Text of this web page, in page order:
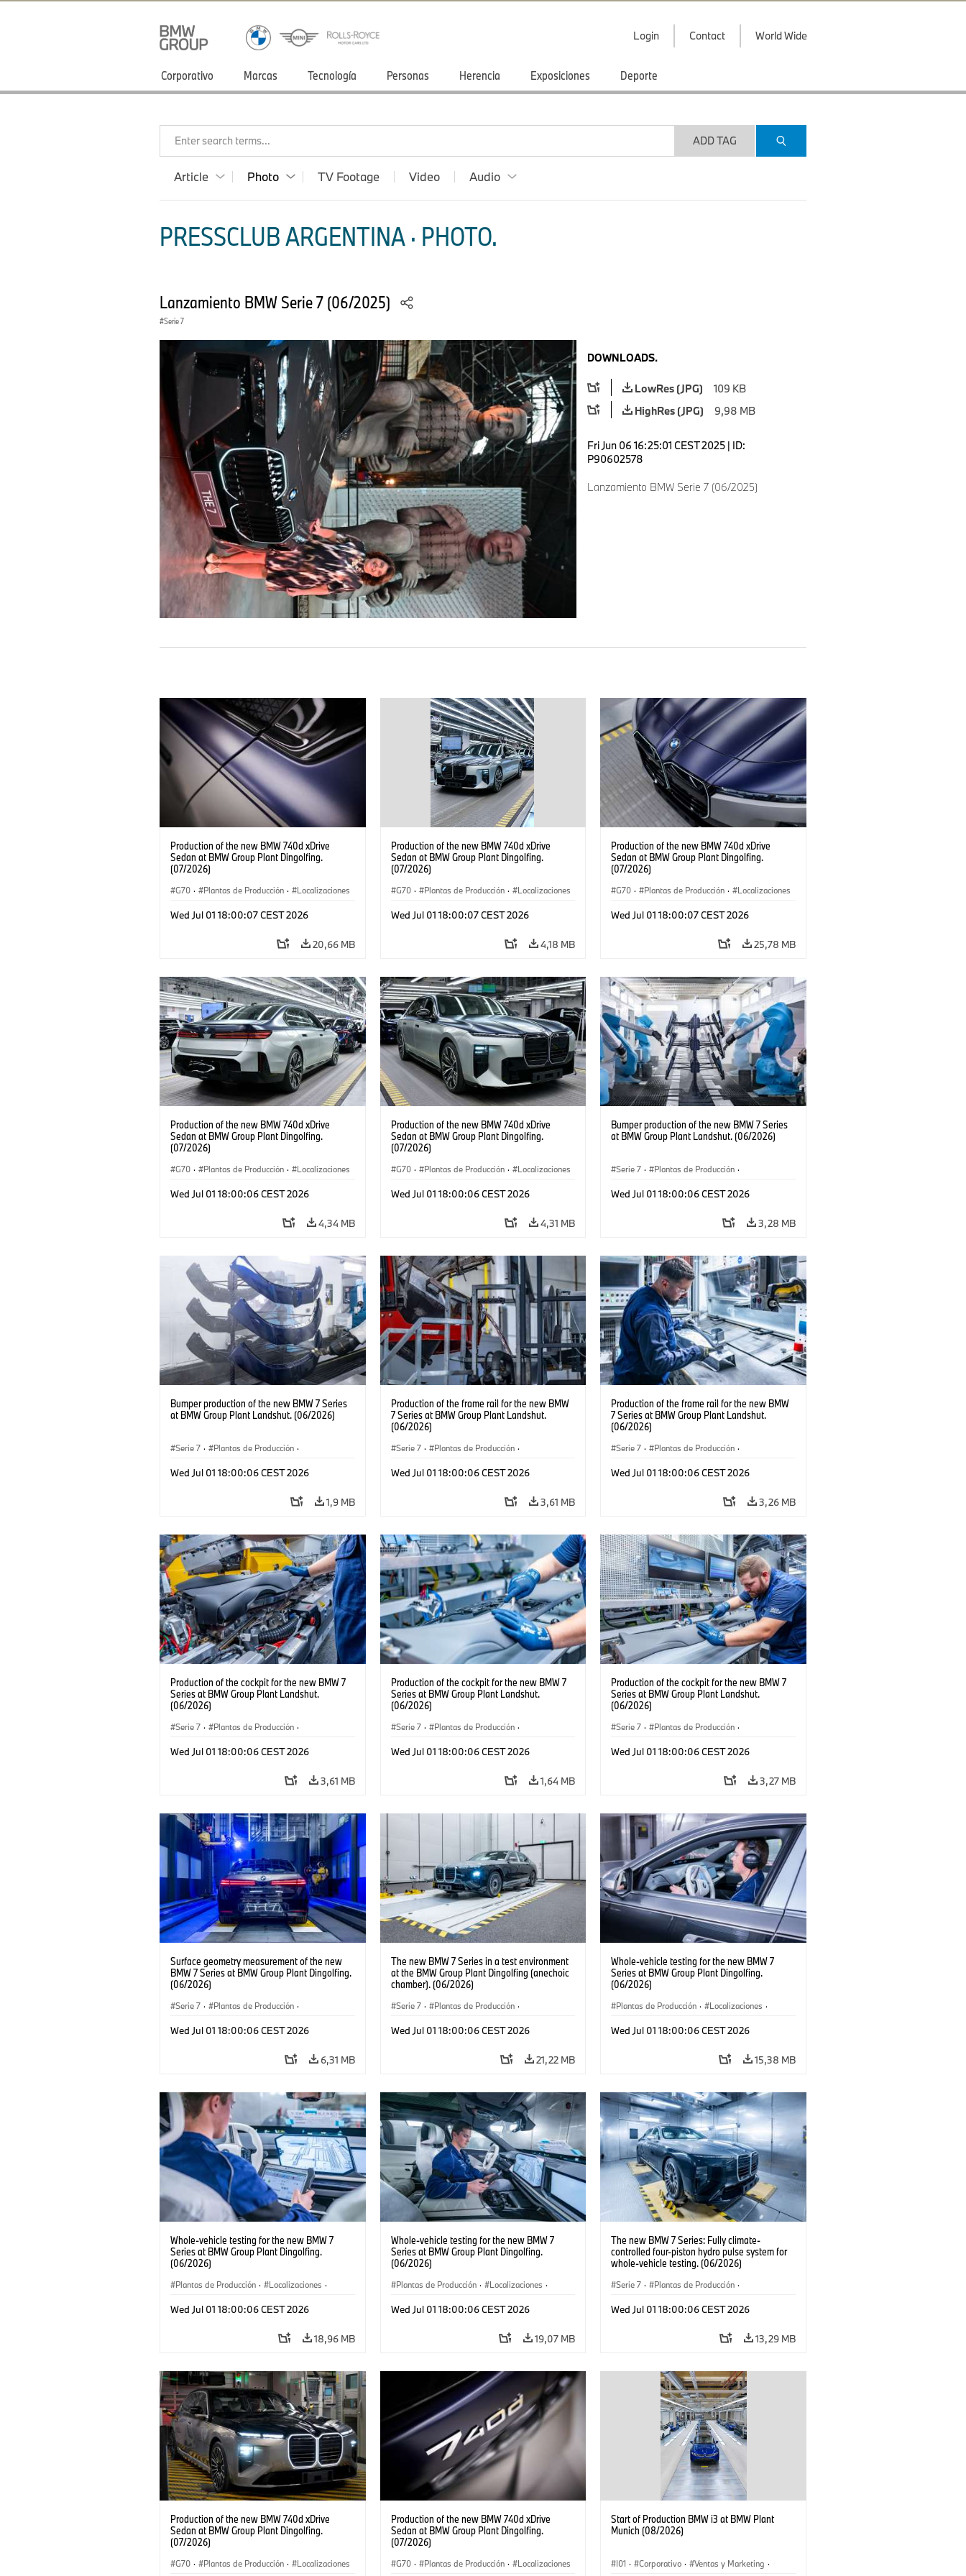
Login Contact World Wide
Corporativo Marcas Tecnología Personas Herencia Exposiciones Deporte
Enter search terms... ADD TAG
Article Photo TV Footage Video Audio
PRESSCLUB ARGENTINA · PHOTO.
Lanzamiento BMW Serie 7 (06/2025)
Serie 7
DOWNLOADS.
LowRes (JPG)
109 KB
HighRes (JPG)
9,98 MB
Fri Jun 06 16:25:01 CEST 2025 | ID:
P90602578
Lanzamiento BMW Serie 7 (06/2025)
Production of the new BMW 740d xDrive
Sedan at BMW Group Plant Dingolfing.
(07/2026)
G70 · Plantas de Producción ·
Localizaciones
Wed Jul 01 18:00:07 CEST 2026
20,66 MB
Production of the new BMW 740d xDrive
Sedan at BMW Group Plant Dingolfing.
(07/2026)
G70 · Plantas de Producción ·
Localizaciones
Wed Jul 01 18:00:07 CEST 2026
4,18 MB
Production of the new BMW 740d xDrive
Sedan at BMW Group Plant Dingolfing.
(07/2026)
G70 · Plantas de Producción ·
Localizaciones
Wed Jul 01 18:00:07 CEST 2026
25,78 MB
Production of the new BMW 740d xDrive
Sedan at BMW Group Plant Dingolfing.
(07/2026)
G70 · Plantas de Producción ·
Localizaciones
Wed Jul 01 18:00:06 CEST 2026
4,34 MB
Production of the new BMW 740d xDrive
Sedan at BMW Group Plant Dingolfing.
(07/2026)
G70 · Plantas de Producción ·
Localizaciones
Wed Jul 01 18:00:06 CEST 2026
4,31 MB
Bumper production of the new BMW 7 Series
at BMW Group Plant Landshut. (06/2026)
Serie 7 · Plantas de Producción ·
Wed Jul 01 18:00:06 CEST 2026
3,28 MB
Bumper production of the new BMW 7 Series
at BMW Group Plant Landshut. (06/2026)
Serie 7 · Plantas de Producción ·
Wed Jul 01 18:00:06 CEST 2026
1,9 MB
Production of the frame rail for the new BMW
7 Series at BMW Group Plant Landshut.
(06/2026)
Serie 7 · Plantas de Producción ·
Wed Jul 01 18:00:06 CEST 2026
3,61 MB
Production of the frame rail for the new BMW
7 Series at BMW Group Plant Landshut.
(06/2026)
Serie 7 · Plantas de Producción ·
Wed Jul 01 18:00:06 CEST 2026
3,26 MB
Production of the cockpit for the new BMW 7
Series at BMW Group Plant Landshut.
(06/2026)
Serie 7 · Plantas de Producción ·
Wed Jul 01 18:00:06 CEST 2026
3,61 MB
Production of the cockpit for the new BMW 7
Series at BMW Group Plant Landshut.
(06/2026)
Serie 7 · Plantas de Producción ·
Wed Jul 01 18:00:06 CEST 2026
1,64 MB
Production of the cockpit for the new BMW 7
Series at BMW Group Plant Landshut.
(06/2026)
Serie 7 · Plantas de Producción ·
Wed Jul 01 18:00:06 CEST 2026
3,27 MB
Surface geometry measurement of the new
BMW 7 Series at BMW Group Plant Dingolfing.
(06/2026)
Serie 7 · Plantas de Producción ·
Wed Jul 01 18:00:06 CEST 2026
6,31 MB
The new BMW 7 Series in a test environment
at the BMW Group Plant Dingolfing (anechoic
chamber). (06/2026)
Serie 7 · Plantas de Producción ·
Wed Jul 01 18:00:06 CEST 2026
21,22 MB
Whole-vehicle testing for the new BMW 7
Series at BMW Group Plant Dingolfing.
(06/2026)
Plantas de Producción · Localizaciones ·
Wed Jul 01 18:00:06 CEST 2026
15,38 MB
Whole-vehicle testing for the new BMW 7
Series at BMW Group Plant Dingolfing.
(06/2026)
Plantas de Producción · Localizaciones ·
Wed Jul 01 18:00:06 CEST 2026
18,96 MB
Whole-vehicle testing for the new BMW 7
Series at BMW Group Plant Dingolfing.
(06/2026)
Plantas de Producción · Localizaciones ·
Wed Jul 01 18:00:06 CEST 2026
19,07 MB
The new BMW 7 Series: Fully climate-
controlled four-piston hydro pulse system for
whole-vehicle testing. (06/2026)
Serie 7 · Plantas de Producción ·
Wed Jul 01 18:00:06 CEST 2026
13,29 MB
Production of the new BMW 740d xDrive
Sedan at BMW Group Plant Dingolfing.
(07/2026)
G70 · Plantas de Producción ·
Localizaciones
Production of the new BMW 740d xDrive
Sedan at BMW Group Plant Dingolfing.
(07/2026)
G70 · Plantas de Producción ·
Localizaciones
Start of Production BMW i3 at BMW Plant
Munich (08/2026)
I01 · Corporativo · Ventas y Marketing ·